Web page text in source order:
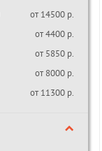
от 14500 р.
от 4400 р.
от 5850 р.
от 8000 р.
от 11300 р.